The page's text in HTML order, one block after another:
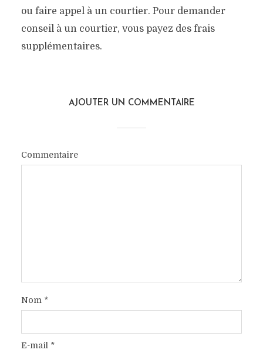
ou faire appel à un courtier. Pour demander
conseil à un courtier, vous payez des frais
supplémentaires.
AJOUTER UN COMMENTAIRE
Commentaire
Nom *
E-mail *